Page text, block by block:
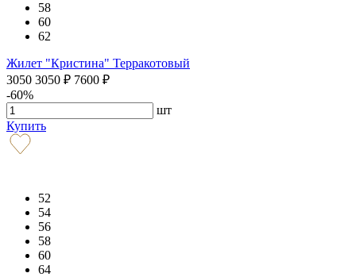
58
60
62
Жилет "Кристина" Терракотовый
3050 3050 ₽ 7600 ₽
-60%
шт
Купить
52
54
56
58
60
64